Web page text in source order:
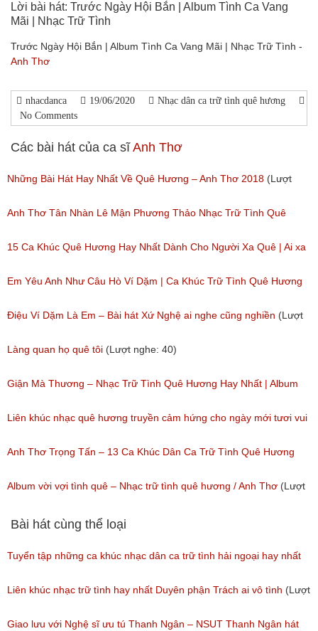
Lời bài hát: Trước Ngày Hội Bắn | Album Tình Ca Vang
Mãi | Nhạc Trữ Tình
Trước Ngày Hội Bắn | Album Tình Ca Vang Mãi | Nhạc Trữ Tình -
Anh Thơ
nhacdanca 19/06/2020
Nhạc dân ca trữ tình quê hương
No Comments
Các bài hát của ca sĩAnh Thơ
Những Bài Hát Hay Nhất Về Quê Hương – Anh Thơ 2018 (Lượt
nghe: 430)
Anh Thơ Tân Nhàn Lê Mận Phương Thảo Nhạc Trữ Tình Quê
Hương Tuyển Chọn
(Lượt nghe: 443)
15 Ca Khúc Quê Hương Hay Nhất Dành Cho Người Xa Quê | Ai xa
quê cũng muốn nghe
(Lượt nghe: 200)
Em Yêu Anh Như Câu Hò Ví Dặm | Ca Khúc Trữ Tình Quê Hương
Anh Thơ
(Lượt nghe: 50)
Điệu Ví Dặm Là Em – Bài hát Xứ Nghệ ai nghe cũng nghiền (Lượt
nghe: 84)
Làng quan họ quê tôi (Lượt nghe: 40)
Giận Mà Thương – Nhạc Trữ Tình Quê Hương Hay Nhất | Album
Anh Thơ Trọng Tấn
(Lượt nghe: 716)
Liên khúc nhạc quê hương truyền cảm hứng cho ngày mới tươi vui
(Lượt nghe: 44)
Anh Thơ Trọng Tấn – 13 Ca Khúc Dân Ca Trữ Tình Quê Hương
Hay Nhất
(Lượt nghe: 534)
Album vời vợi tình quê – Nhạc trữ tình quê hương / Anh Thơ (Lượt
nghe: 60)
Bài hát cùng thể loại
Tuyển tập những ca khúc nhạc dân ca trữ tình hải ngoại hay nhất
(Lượt nghe: 277)
Liên khúc nhạc trữ tình hay nhất Duyên phận Trách ai vô tình (Lượt
nghe: 193)
Giao lưu với Nghệ sĩ ưu tú Thanh Ngân – NSUT Thanh Ngân hát